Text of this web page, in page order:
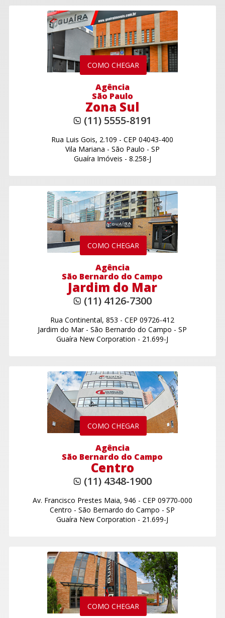
COMO CHEGAR
Agência
São Paulo
Zona Sul
(11) 5555-8191
Rua Luis Gois, 2.109 -CEP 04043-400
Vila Mariana - São Paulo - SP
Guaíra Imóveis - 8.258-J
COMO CHEGAR
Agência
São Bernardo do Campo
Jardim do Mar
(11) 4126-7300
Rua Continental, 853 -CEP 09726-412
Jardim do Mar-São Bernardo do Campo - SP
Guaíra New Corporation - 21.699-J
COMO CHEGAR
Agência
São Bernardo do Campo
Centro
(11) 4348-1900
Av. Francisco Prestes Maia, 946 - CEP 09770-000
Centro -São Bernardo do Campo - SP
Guaíra New Corporation - 21.699-J
COMO CHEGAR